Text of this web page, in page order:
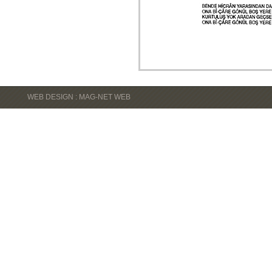
WEB DESIGN : MAG-NET WEB